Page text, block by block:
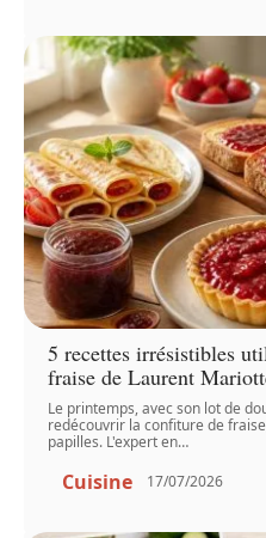
5 recettes irrésistibles
fraise de Laurent
Le printemps, avec son lot de
redécouvrir la confiture de
papilles. L'expert en…
Cuisine 17/07/2026